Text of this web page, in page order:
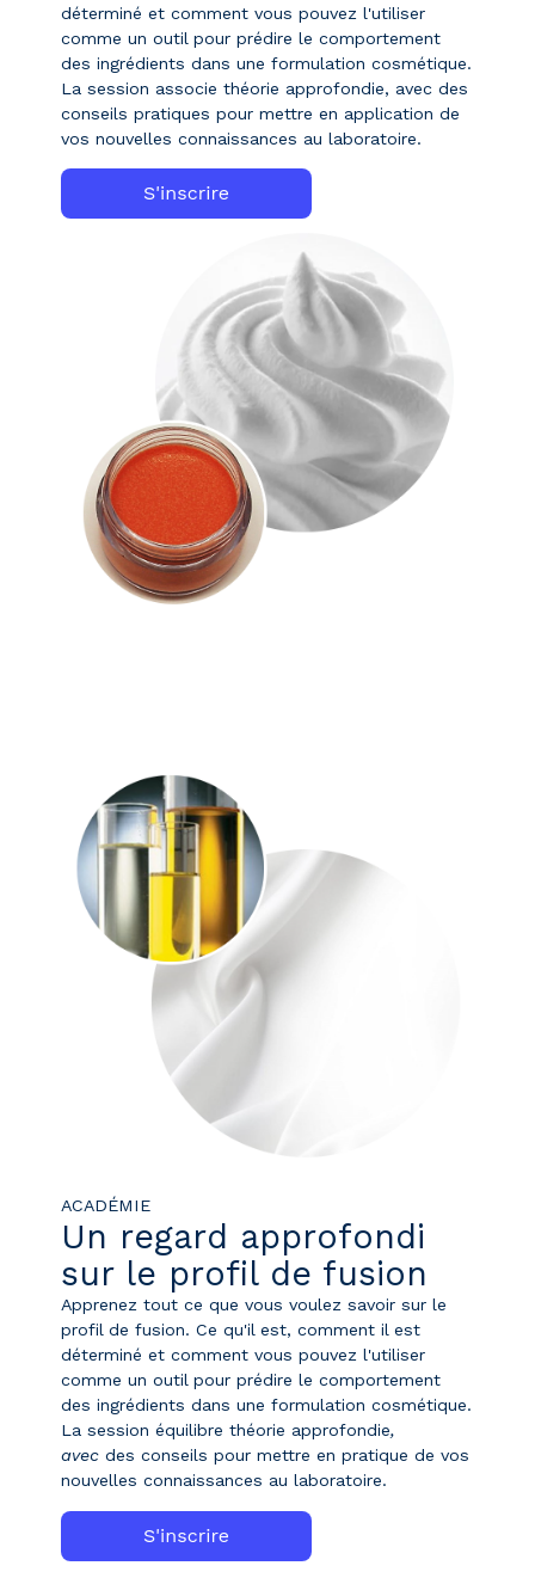
déterminé et comment vous pouvez l'utiliser
comme un outil pour prédire le comportement
des ingrédients dans une formulation cosmétique.
La session associe théorie approfondie, avec des
conseils pratiques pour mettre en application de
vos nouvelles connaissances au laboratoire.
ACADÉMIE
Un regard approfondi
sur le profil de fusion
Apprenez tout ce que vous voulez savoir sur le
profil de fusion. Ce qu'il est, comment il est
déterminé et comment vous pouvez l'utiliser
comme un outil pour prédire le comportement
des ingrédients dans une formulation cosmétique.
La session équilibre théorie approfondie,
avec des conseils pour mettre en pratiquedevos
nouvelles connaissances au laboratoire.